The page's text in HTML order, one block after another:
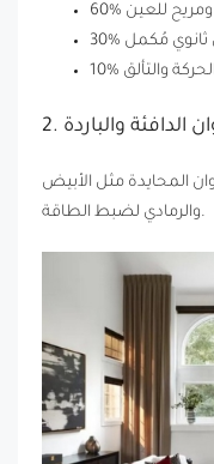
الدافئة والباردة
المحايدة مثل الأبيض
والرمادي لضبط الطاقة.